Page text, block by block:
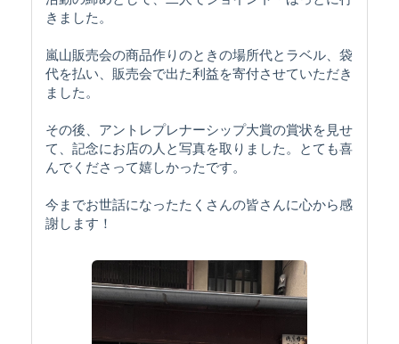
きました。
嵐山販売会の商品作りのときの場所代とラベル、袋
代を払い、販売会で出た利益を寄付させていただき
ました。
その後、アントレプレナーシップ大賞の賞状を見せ
て、記念にお店の人と写真を取りました。とても喜
んでくださって嬉しかったです。
今までお世話になったたくさんの皆さんに心から感
謝します！